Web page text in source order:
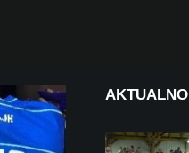
AKTUALNO